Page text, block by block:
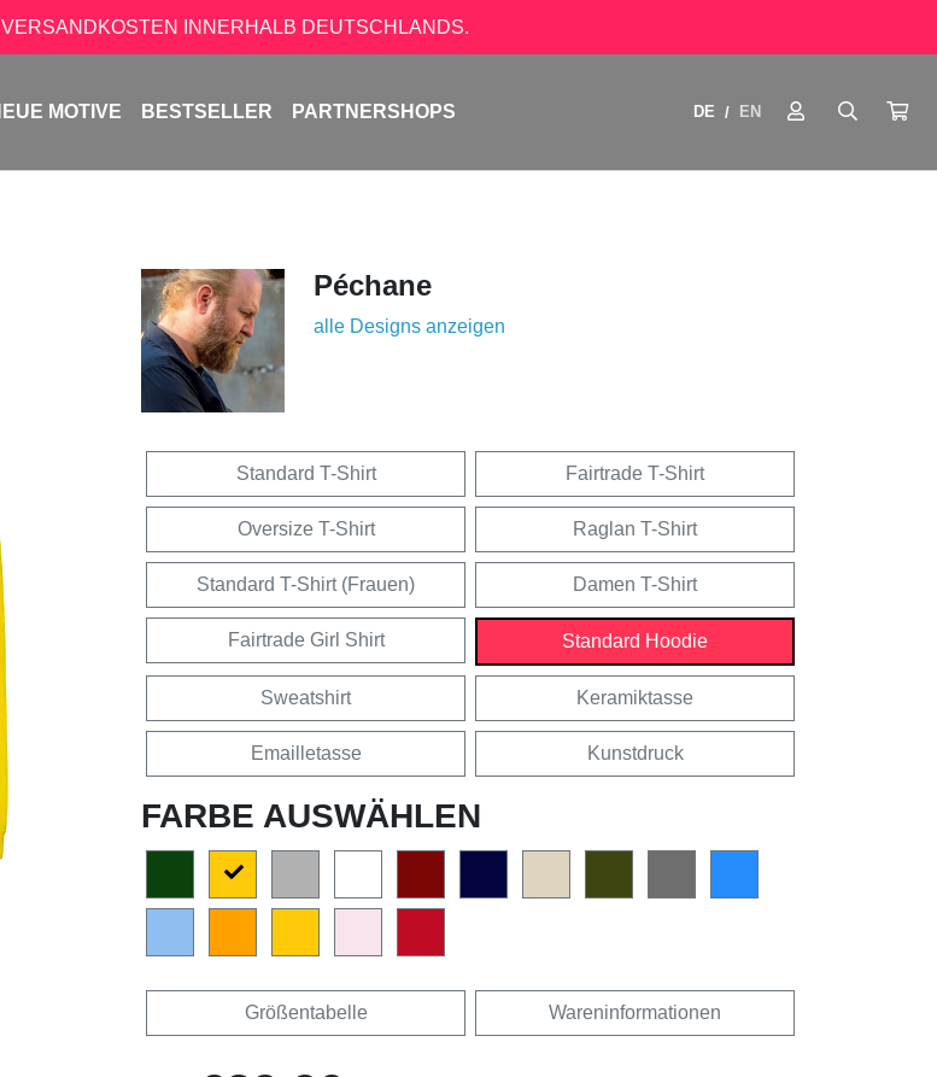
INNERHALB DEUTSCHLANDS.
MOTIVE BESTSELLER PARTNERSHOPS DE / EN
Péchane
alle Designs anzeigen
Standard T-Shirt Fairtrade T-Shirt
Oversize T-Shirt Raglan T-Shirt
Standard T-Shirt (Frauen) Damen T-Shirt
Fairtrade Girl Shirt Standard Hoodie
Sweatshirt Keramiktasse
Emailletasse Kunstdruck
FARBE AUSWÄHLEN
Größentabelle Wareninformationen